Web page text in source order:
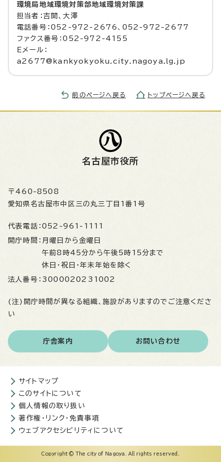
環境局地域環境対策部地域環境対策課
担当者：吉開、大澤
電話番号：052-972-2676、052-972-2677
ファクス番号：052-972-4155
Eメール：
a2677@kankyokyoku.city.nagoya.lg.jp
前のページへ戻る トップページへ戻る
名古屋市役所
〒460-8508
愛知県名古屋市中区三の丸三丁目1番1号
代表電話： 052-961-1111
開庁時間： 月曜日から金曜日
午前8時45分から午後5時15分まで
休日・祝日・年末年始を除く
法人番号： 3000020231002
(注)開庁時間が異なる組織、施設がありますのでご注意くださ
い
庁舎案内 お問い合わせ
サイトマップ
このサイトについて
個人情報の取り扱い
著作権・リンク・免責事項
ウェブアクセシビリティについて
Copyright © The city of Nagoya. All rights reserved.